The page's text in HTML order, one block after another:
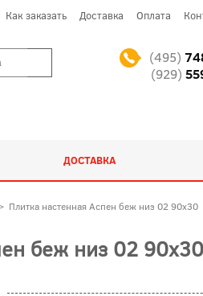
Как заказать Доставка Оплата
(495)
(929)
ДОСТАВКА
Плитка настенная Аспен беж низ 02 90x30
беж низ 02